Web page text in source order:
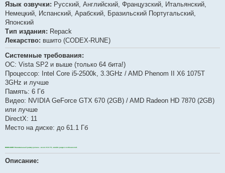
Язык озвучки: Русский, Английский, Французский, Итальянский,
Немецкий, Испанский, Арабский, Бразильский Португальский,
Японский
Тип издания: Repack
Лекарство: вшито (CODEX-RUNE)
Системные требования:
ОС: Vista SP2 и выше (только 64 бита!)
Процессор: Intel Core i5-2500k, 3.3GHz / AMD Phenom II X6 1075T
3GHz и лучше
Память: 6 Гб
Видео: NVIDIA GeForce GTX 670 (2GB) / AMD Radeon HD 7870 (2GB)
или лучше
DirectX: 11
Место на диске: до 61.1 Гб
ВНИМАНИЕ! Минимальный размер репака - всего 15.6 Гб, читайте раздел особенностей.
Описание: